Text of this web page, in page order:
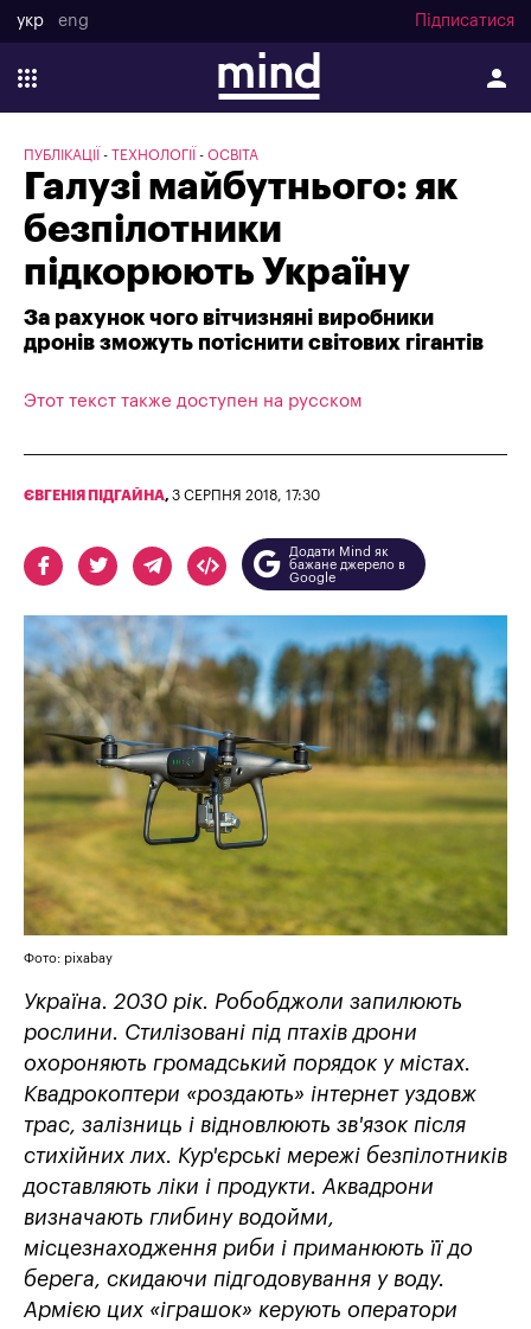
укр eng Підписатися
ПУБЛІКАЦІЇ ТЕХНОЛОГІЇ ОСВІТА
Галузі майбутнього: як
безпілотники
підкорюють Україну
За рахунок чого вітчизняні виробники
дронів зможуть потіснити світових гігантів
Этот текст также доступен на русском
ЄВГЕНІЯ ПІДГАЙНА, 3 СЕРПНЯ 2018, 17:30
Додати Mind як
бажане джерело в
Google
Фото: pixabay
Україна. 2030 рік. Робобджоли запилюють
рослини. Стилізовані під птахів дрони
охороняють громадський порядок у містах.
Квадрокоптери «роздають» інтернет уздовж
трас, залізниць і відновлюють зв'язок після
стихійних лих. Кур'єрські мережі безпілотників
доставляють ліки і продукти. Аквадрони
визначають глибину водойми,
місцезнаходження риби і приманюють її до
берега, скидаючи підгодовування у воду.
Армією цих «іграшок» керують оператори